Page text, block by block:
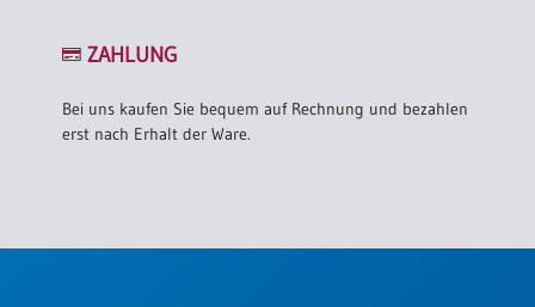
ZAHLUNG
Bei uns kaufen Sie bequem auf Rechnung und bezahlen
erst nach Erhalt der Ware.